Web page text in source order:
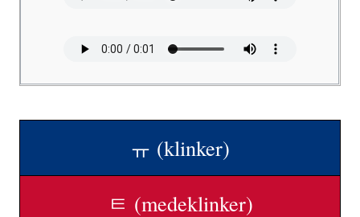
ㅠ (klinker)
ㅌ (medeklinker)